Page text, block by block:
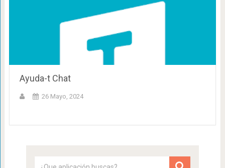
Ayuda-t Chat
26 Mayo, 2024